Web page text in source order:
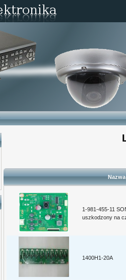
1-981-455-11
uszkodzony na
1400H1-20A